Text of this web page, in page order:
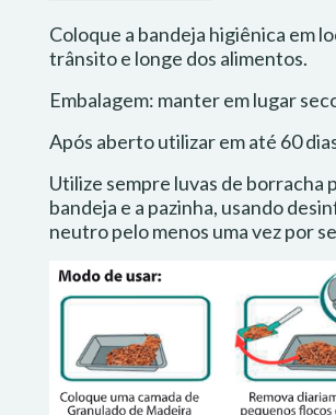
Coloque a bandeja higiênica em
trânsito e longe dos alimentos.
Embalagem: manter em lugar
Após aberto utilizar em até 60
Utilize sempre luvas de borracha
bandeja e a pazinha, usando
neutro pelo menos uma vez por